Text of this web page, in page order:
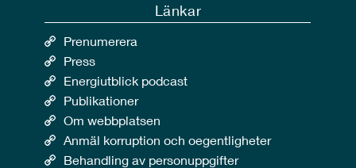
Länkar
Prenumerera
Press
Energiutblick podcast
Publikationer
Om webbplatsen
Anmäl korruption och oegentligheter
Behandling av personuppgifter